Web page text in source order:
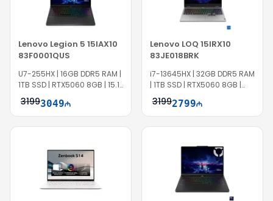
Lenovo Legion 5 15IAX10
83F0001QUS
U7-255HX | 16GB DDR5 RAM |
1TB SSD | RTX5060 8GB | 15.1″
WQXGA | OLED | 165Hz | Win11
Pro | EC1412
31993049
Lenovo LOQ 15IRX10
83JE018BRK
i7-13645HX | 32GB DDR5 RAM
| 1TB SSD | RTX5060 8GB |
15.6″ FHD | 144Hz
31992799